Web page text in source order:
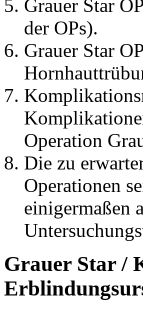
Grauer Star
der OPs).
Grauer Star
Operation
Die zu
Operationen
einigermaßen
Grauer Star /